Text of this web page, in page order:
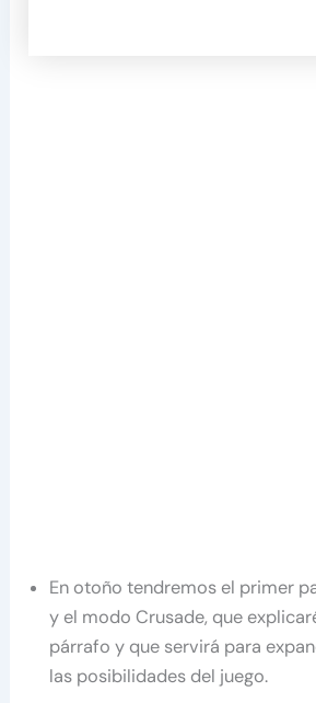
En otoño tendremos el primer
y el modo Crusade, que
párrafo y que servirá para
las posibilidades del juego.